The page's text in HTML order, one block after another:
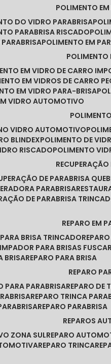
POLIMENTO
DO VIDRO PARABRISA
PARABRISA RISCADO
PARABRISA POLIMENTO EM
EM VIDRO DE CARRO
EM VIDROS DE CARRO
EM VIDRO PARA-BRISA
VIDRO AUTOMOTIVO
VIDRO AUTOMOTIVO
BLINDEX POLIMENTO DE
RISCADO POLIMENTO
DE PARABRISA
PARABRISA
DE PARABRISA
REPARO EM
PARA BRISA TRINCADO
PARA BRISAS FUSCA
BRISA REPARO PARA BRISA
REPARO
PARA PARABRISA REPARO
REPARO TRINCA
REPARO PARABRISA
REPAROS
ZONA SUL REPARO
REPARO TRINCA